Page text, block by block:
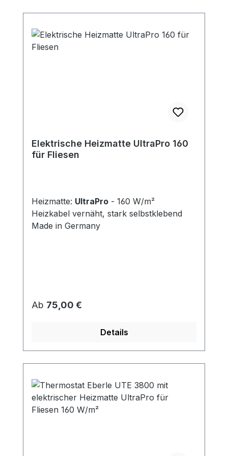
Elektrische Heizmatte UltraPro 160
für Fliesen
Heizmatte: UltraPro - 160 W/m²
Heizkabel vernäht, stark selbstklebend
Made in Germany
Regulärer Preis:
Ab 75,00 €
Details